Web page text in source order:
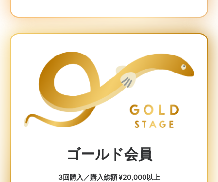
ゴールド会員
3回購入／購入総額 ¥20,000以上